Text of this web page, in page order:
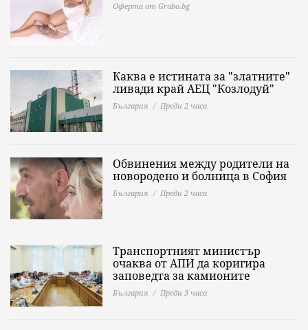
Оферта от Grabo.bg
Каква е истината за "златните"
ливади край АЕЦ "Козлодуй"
България Преди 2 часа
Обвинения между родители на
новородено и болница в София
България Преди 2 часа
Транспортният министър
очаква от АПИ да коригира
заповедта за камионите
България Преди 3 часа